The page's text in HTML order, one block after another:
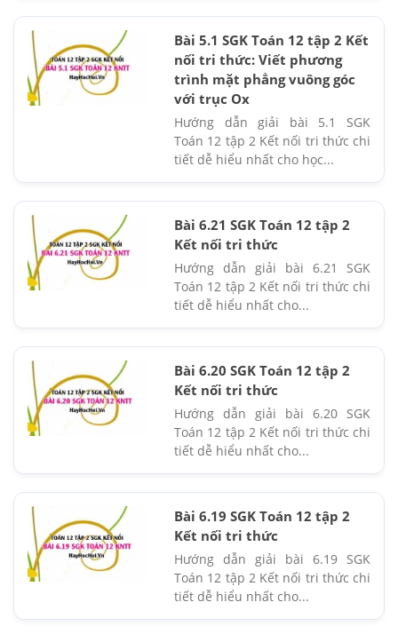
Bài 5.1 SGK Toán 12 tập 2 Kết
nối tri thức: Viết phương
trình mặt phẳng vuông góc
với trục Ox
Hướng dẫn giải bài 5.1 SGK
Toán 12 tập 2 Kết nối tri thức chi
tiết dễ hiểu nhất cho học...
Bài 6.21 SGK Toán 12 tập 2
Kết nối tri thức
Hướng dẫn giải bài 6.21 SGK
Toán 12 tập 2 Kết nối tri thức chi
tiết dễ hiểu nhất cho...
Bài 6.20 SGK Toán 12 tập 2
Kết nối tri thức
Hướng dẫn giải bài 6.20 SGK
Toán 12 tập 2 Kết nối tri thức chi
tiết dễ hiểu nhất cho...
Bài 6.19 SGK Toán 12 tập 2
Kết nối tri thức
Hướng dẫn giải bài 6.19 SGK
Toán 12 tập 2 Kết nối tri thức chi
tiết dễ hiểu nhất cho...